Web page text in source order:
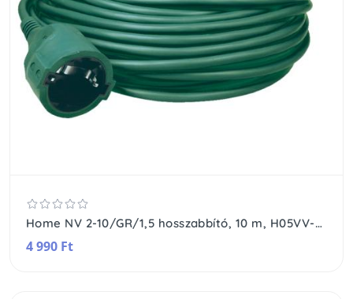
Home NV 2-10/GR/1,5 hosszabbító, 10 m, H05VV-F 3G1,5 mm2 kábel, IP 20 kivitel, 250V~/16A/3680W, pipa alakú dugó és egyenes lengő aljzat, zöld színű
4 990 Ft